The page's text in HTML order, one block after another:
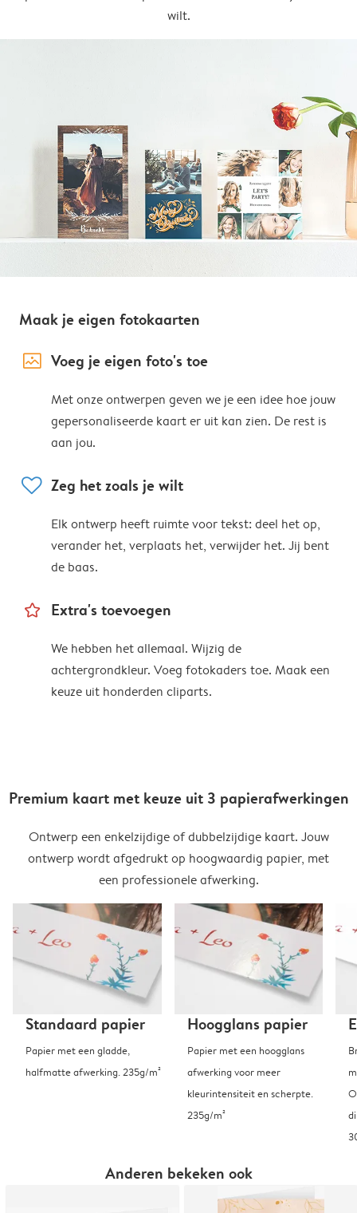
wilt.
Maak je eigen fotokaarten
image_placeholder Voeg je eigen foto's toe
Met onze ontwerpen geven we je een idee hoe jouw
gepersonaliseerde kaart er uit kan zien. De rest is
aan jou.
heart Zeg het zoals je wilt
Elk ontwerp heeft ruimte voor tekst: deel het op,
verander het, verplaats het, verwijder het. Jij bent
de baas.
star_outline Extra's toevoegen
We hebben het allemaal. Wijzig de
achtergrondkleur. Voeg fotokaders toe. Maak een
keuze uit honderden cliparts.
Premium kaart met keuze uit 3 papierafwerkingen
Ontwerp een enkelzijdige of dubbelzijdige kaart. Jouw
ontwerp wordt afgedrukt op hoogwaardig papier, met
een professionele afwerking.
Standaard papier
Papier met een gladde,
halfmatte afwerking. 235g/m²
Hoogglans papier
Papier met een hoogglans
afwerking voor meer
kleurintensiteit en scherpte.
235g/m²
Anderen bekeken ook